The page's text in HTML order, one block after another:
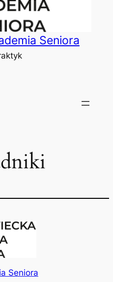
Seniora
Seniora